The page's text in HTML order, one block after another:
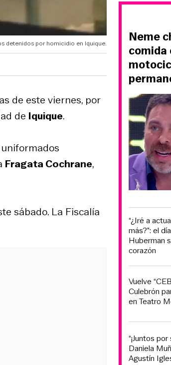
detenidos por homicidio en Iquique.
de este viernes, por
de Iquique.
Fragata Cochrane,
sábado. La Fiscalía
Neme
comida
“¿Iré a
más?”: el
Huberman
corazón
Vuelve
Culebrón
en Teatro
“¡Juntos
Daniela
Agustín